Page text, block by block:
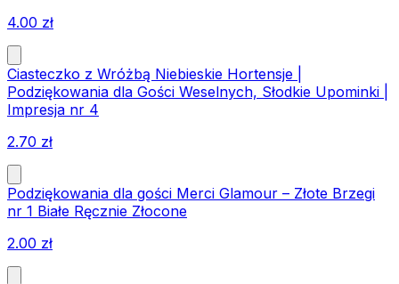
4.00 zł
Ciasteczko z Wróżbą Niebieskie Hortensje |
Podziękowania dla Gości Weselnych, Słodkie Upominki |
Impresja nr 4
2.70 zł
Podziękowania dla gości Merci Glamour – Złote Brzegi
nr 1 Białe Ręcznie Złocone
2.00 zł